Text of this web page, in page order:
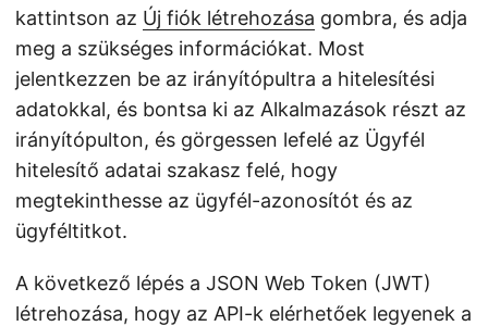
kattintson az Új fiók létrehozása gombra, és adja
meg a szükséges információkat. Most
jelentkezzen be az irányítópultra a hitelesítési
adatokkal, és bontsa ki az Alkalmazások részt az
irányítópulton, és görgessen lefelé az Ügyfél
hitelesítő adatai szakasz felé, hogy
megtekinthesse az ügyfél-azonosítót és az
ügyféltitkot.
A következő lépés a JSON Web Token (JWT)
létrehozása, hogy az API-k elérhetőek legyenek a